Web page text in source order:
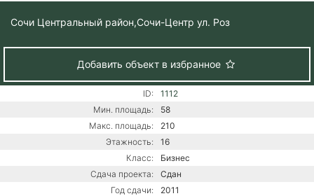
Сочи Центральный район,Сочи-Центр ул. Роз
Добавить объект в избранное
ID:
1112
Мин. площадь:
58
Макс. площадь:
210
Этажность:
16
Класс:
Бизнес
Сдача проекта:
Сдан
Год сдачи:
2011